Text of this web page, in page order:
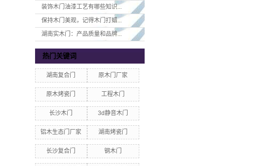
装饰木门油漆工艺有哪些知识...
保持木门美观，记得木门打蜡...
湖南实木门：产品质量和品牌...
热门关键词
湖南复合门 原木门厂家
原木烤瓷门 工程木门
长沙木门 3d静音木门
铝木生态门厂家 湖南烤瓷门
长沙复合门 钢木门